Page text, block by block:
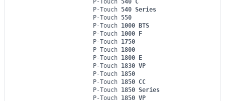
P-Touch 540 C
P-Touch 540 Series
P-Touch 550
P-Touch 1000 BTS
P-Touch 1000 F
P-Touch 1750
P-Touch 1800
P-Touch 1800 E
P-Touch 1830 VP
P-Touch 1850
P-Touch 1850 CC
P-Touch 1850 Series
P-Touch 1850 VP